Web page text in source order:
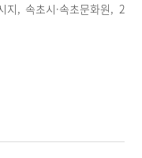
지, 속초시·속초문화원, 2